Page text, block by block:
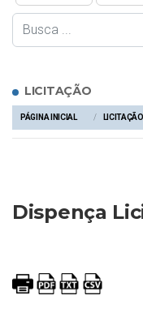
LICITAÇÃO
PÁGINA INICIAL LICITAÇÃO
Dispença